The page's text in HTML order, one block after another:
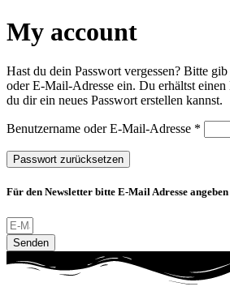
My account
Hast du dein Passwort vergessen? Bitte
oder E-Mail-Adresse ein. Du erhältst
du dir ein neues Passwort erstellen kannst.
Benutzername oder E-Mail-Adresse *
Passwort zurücksetzen
Für den Newsletter bitte E-Mail Adresse angeben
Senden